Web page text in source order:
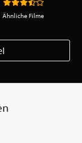
Ähnliche Filme